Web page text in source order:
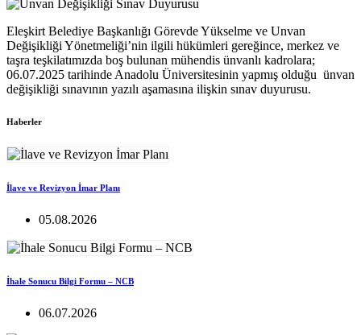
Eleşkirt Belediye Başkanlığı Görevde Yükselme ve Unvan
Değişikliği Yönetmeliği’nin ilgili hükümleri gereğince, merkez ve
taşra teşkilatımızda boş bulunan mühendis ünvanlı kadrolara;
06.07.2025 tarihinde Anadolu Üniversitesinin yapmış olduğu ünvan
değişikliği sınavının yazılı aşamasına ilişkin sınav duyurusu.
Haberler
İlave ve Revizyon İmar Planı
05.08.2026
İhale Sonucu Bilgi Formu – NCB
06.07.2026